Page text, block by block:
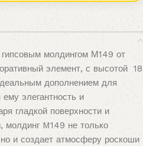
молдингом М149 от
элемент, с высотой 18
дополнением для
элегантность и
гладкой поверхности и
молдинг M149 не только
и создает атмосферу роскоши